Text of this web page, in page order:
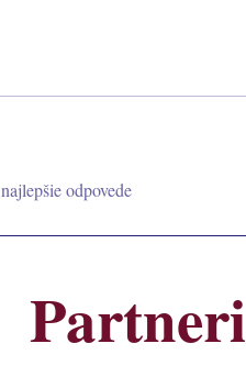
najlepšie odpovede
Partneri